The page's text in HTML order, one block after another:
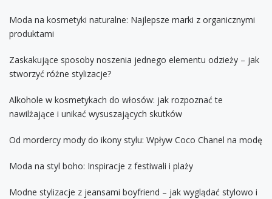
Moda na kosmetyki naturalne: Najlepsze marki z organicznymi
produktami
Zaskakujące sposoby noszenia jednego elementu odzieży – jak
stworzyć różne stylizacje?
Alkohole w kosmetykach do włosów: jak rozpoznać te
nawilżające i unikać wysuszających skutków
Od mordercy mody do ikony stylu: Wpływ Coco Chanel na modę
Moda na styl boho: Inspiracje z festiwali i plaży
Modne stylizacje z jeansami boyfriend – jak wyglądać stylowo i